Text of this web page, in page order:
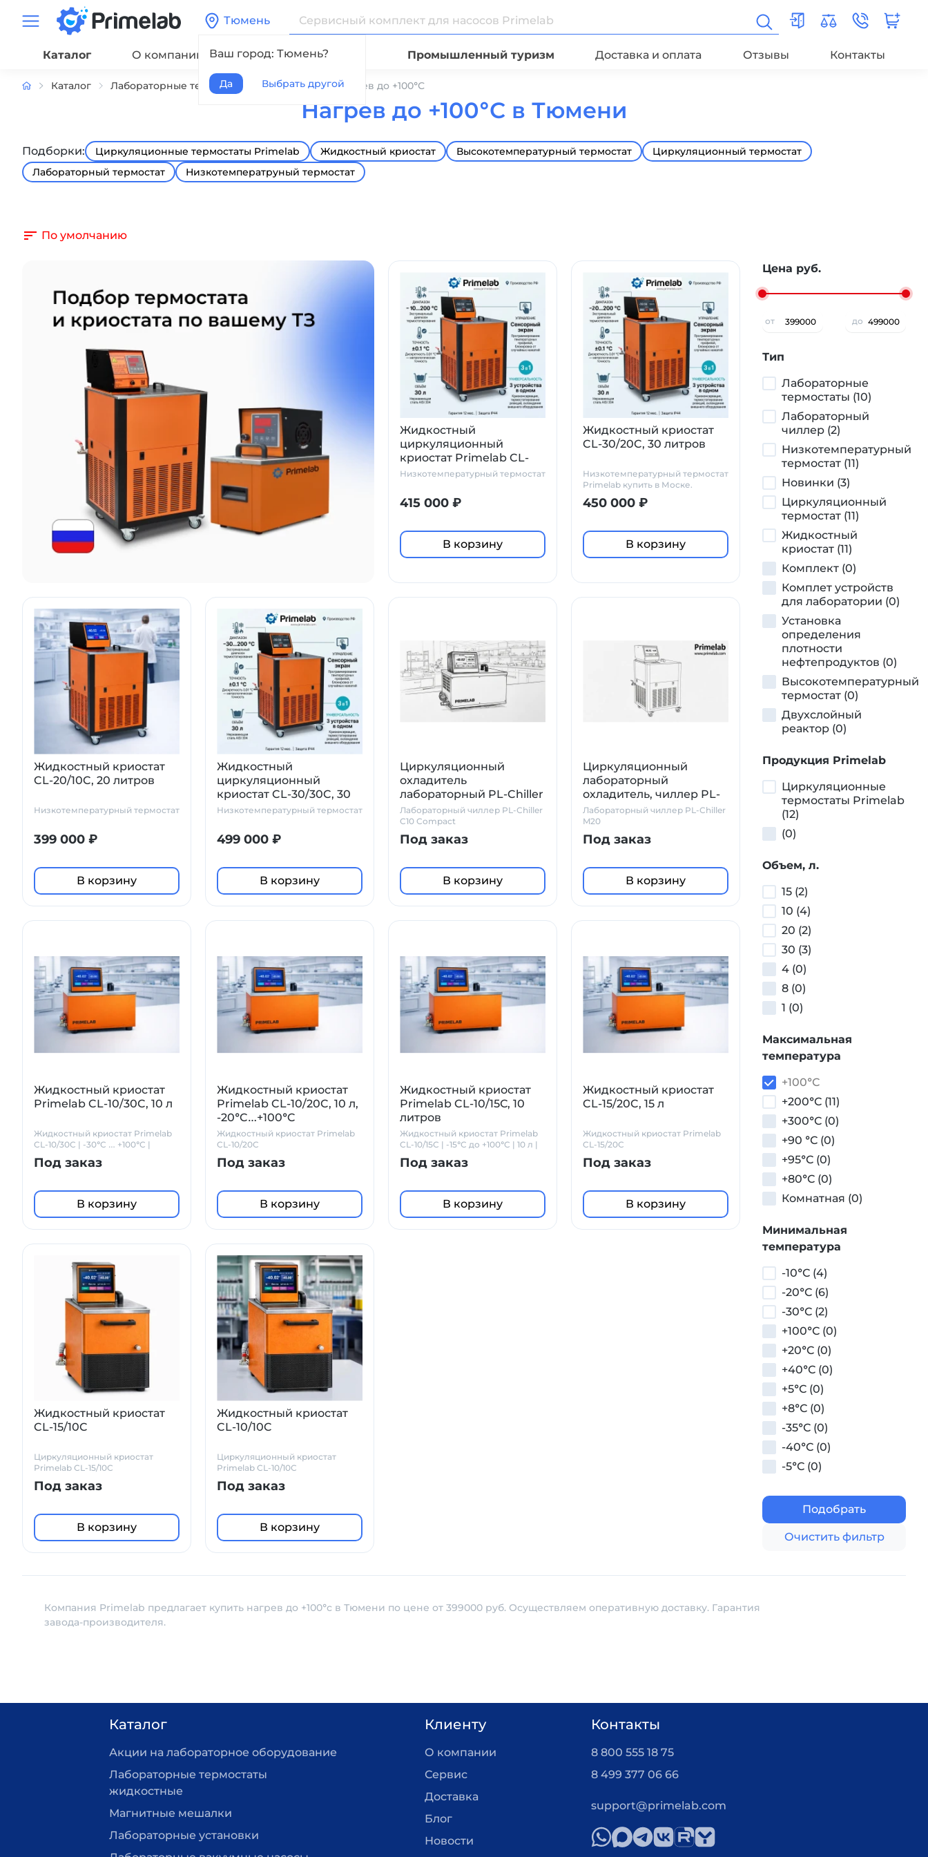
Тюмень
Ваш город: Тюмень?
Да Выбрать другой
Каталог О компании Сервис Промышленный туризм Доставка и оплата Отзывы Контакты
Каталог Лабораторные термостаты жидкостные Нагрев до +100°С
Нагрев до +100°С в Тюмени
Подборки: Циркуляционные термостаты Primelab Жидкостный криостат Высокотемпературный термостат
Циркуляционный термостат
Лабораторный термостат
Низкотемператруный термостат
По умолчанию
Жидкостный
циркуляционный
криостат Primelab CL-
30/10C, 30 л, диапазон
Низкотемпературный термостат
415 000 ₽
В корзину
Жидкостный криостат
CL-30/20C, 30 литров
Низкотемпературный термостат
Primelab купить в Моске.
Производитель Праймлаб.
450 000 ₽
В корзину
Жидкостный криостат
CL-20/10C, 20 литров
Низкотемпературный термостат
399 000 ₽
В корзину
Жидкостный
циркуляционный
криостат CL-30/30C, 30
литров
Низкотемпературный термостат
499 000 ₽
В корзину
Циркуляционный
охладитель
лабораторный PL-Chiller
C10 Compact
Лабораторный чиллер PL-Chiller
C10 Compact
Под заказ
В корзину
Циркуляционный
лабораторный
охладитель, чиллер PL-
Chiller M20
Лабораторный чиллер PL-Chiller
M20
Под заказ
В корзину
Жидкостный криостат
Primelab CL-10/30C, 10 л
Жидкостный криостат Primelab
CL-10/30C | -30°C … +100°C |
Под заказ
В корзину
Жидкостный криостат
Primelab CL-10/20C, 10 л,
-20°C…+100°C
Жидкостный криостат Primelab
CL-10/20C
Под заказ
В корзину
Жидкостный криостат
Primelab CL-10/15С, 10
литров
Жидкостный криостат Primelab
CL-10/15C | -15°C до +100°C | 10 л |
Под заказ
В корзину
Жидкостный криостат
CL-15/20C, 15 л
Жидкостный криостат Primelab
CL-15/20C
Под заказ
В корзину
Жидкостный криостат
CL-15/10C
Циркуляционный криостат
Primelab CL-15/10C
Под заказ
В корзину
Жидкостный криостат
CL-10/10C
Циркуляционный криостат
Primelab CL-10/10C
Под заказ
В корзину
Цена руб.
от до
Тип
Лабораторные
термостаты (10)
Лабораторный
чиллер (2)
Низкотемпературный
термостат (11)
Новинки (3)
Циркуляционный
термостат (11)
Жидкостный
криостат (11)
Комплект (0)
Комплет устройств
для лаборатории (0)
Установка
определения
плотности
нефтепродуктов (0)
Высокотемпературный
термостат (0)
Двухслойный
реактор (0)
Продукция Primelab
Циркуляционные
термостаты Primelab
(12)
(0)
Объем, л.
15 (2)
10 (4)
20 (2)
30 (3)
4 (0)
8 (0)
1 (0)
Максимальная
температура
+100°С
+200°С (11)
+300°С (0)
+90 °С (0)
+95°С (0)
+80°С (0)
Комнатная (0)
Минимальная
температура
-10°С (4)
-20°С (6)
-30°С (2)
+100°С (0)
+20°С (0)
+40°С (0)
+5°С (0)
+8°С (0)
-35°С (0)
-40°С (0)
-5°С (0)
Подобрать
Очистить фильтр
Компания Primelab предлагает купить нагрев до +100°с в Тюмени по цене от 399000 руб. Осуществляем оперативную доставку. Гарантия
завода-производителя.
Каталог
Акции на лабораторное оборудование
Лабораторные термостаты
жидкостные
Магнитные мешалки
Лабораторные установки
Клиенту
О компании
Сервис
Доставка
Блог
Новости
Контакты
8 800 555 18 75
8 499 377 06 66
support@primelab.com